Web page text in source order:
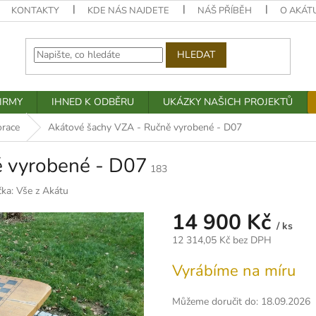
KONTAKTY KDE NÁS NAJDETE NÁŠ PŘÍBĚH O
HLEDAT
IHNED K ODBĚRU UKÁZKY NAŠICH PROJEKTŮ
Akátové šachy VZA - Ručně vyrobené - D07
vyrobené - D07 183
Vše z Akátu
14 900 Kč / ks
12 314,05 Kč bez DPH
cena:
Vyrábíme na míru
Můžeme doručit do: 18.09.2026